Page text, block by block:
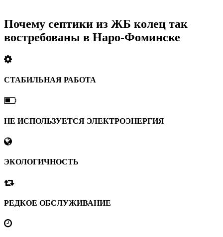
Почему септики из ЖБ колец так
востребованы в Наро-Фоминске
СТАБИЛЬНАЯ РАБОТА
НЕ ИСПОЛЬЗУЕТСЯ ЭЛЕКТРОЭНЕРГИЯ
ЭКОЛОГИЧНОСТЬ
РЕДКОЕ ОБСЛУЖИВАНИЕ